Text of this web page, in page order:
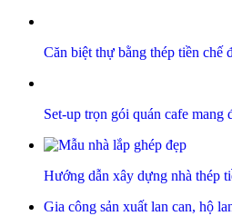
Căn biệt thự bằng thép tiền chế
Set-up trọn gói quán cafe mang
Hướng dẫn xây dựng nhà thép
Gia công sản xuất lan can, hộ